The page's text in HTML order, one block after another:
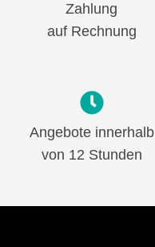
Zahlung
auf Rechnung
Angebote innerhalb
von 12 Stunden